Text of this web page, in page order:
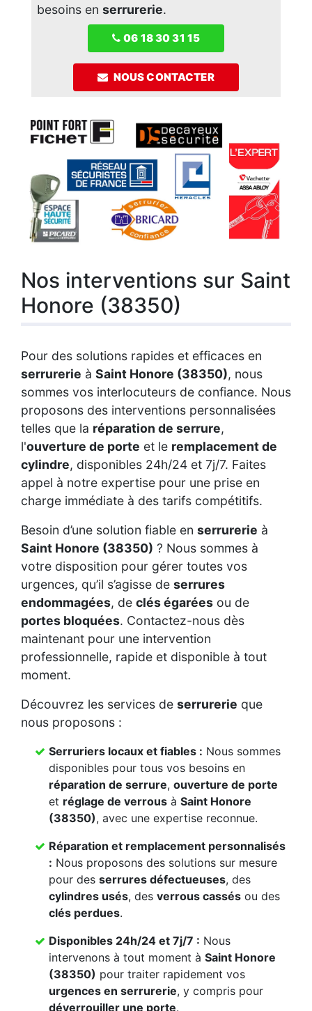
besoins en serrurerie.
06 18 30 31 15
NOUS CONTACTER
Nos interventions sur Saint
Honore (38350)
Pour des solutions rapides et efficaces en
serrurerie à Saint Honore (38350), nous
sommes vos interlocuteurs de confiance. Nous
proposons des interventions personnalisées
telles que la réparation de serrure,
l'ouverture de porte et le remplacement de
cylindre, disponibles 24h/24 et 7j/7. Faites
appel à notre expertise pour une prise en
charge immédiate à des tarifs compétitifs.
Besoin d’une solution fiable en serrurerie à
Saint Honore (38350) ? Nous sommes à
votre disposition pour gérer toutes vos
urgences, qu’il s’agisse de serrures
endommagées, de clés égarées ou de
portes bloquées. Contactez-nous dès
maintenant pour une intervention
professionnelle, rapide et disponible à tout
moment.
Découvrez les services de serrurerie que
nous proposons :
Serruriers locaux et fiables : Nous sommes
disponibles pour tous vos besoins en
réparation de serrure, ouverture de porte
et réglage de verrous à Saint Honore
(38350), avec une expertise reconnue.
Réparation et remplacement personnalisés
: Nous proposons des solutions sur mesure
pour des serrures défectueuses, des
cylindres usés, des verrous cassés ou des
clés perdues.
Disponibles 24h/24 et 7j/7 : Nous
intervenons à tout moment à Saint Honore
(38350) pour traiter rapidement vos
urgences en serrurerie, y compris pour
déverrouiller une porte.